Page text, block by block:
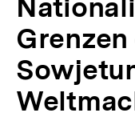
Grenzen